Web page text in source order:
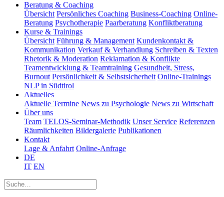
Beratung & Coaching
Übersicht Persönliches Coaching Business-Coaching Online-
Beratung Psychotherapie Paarberatung Konfliktberatung
Kurse & Trainings
Übersicht Führung & Management Kundenkontakt &
Kommunikation Verkauf & Verhandlung Schreiben & Texten
Rhetorik & Moderation Reklamation & Konflikte
Teamentwicklung & Teamtraining Gesundheit, Stress,
Burnout Persönlichkeit & Selbstsicherheit Online-Trainings
NLP in Südtirol
Aktuelles
Aktuelle Termine News zu Psychologie News zu Wirtschaft
Über uns
Team TELOS-Seminar-Methodik Unser Service Referenzen
Räumlichkeiten Bildergalerie Publikationen
Kontakt
Lage & Anfahrt Online-Anfrage
DE
IT EN